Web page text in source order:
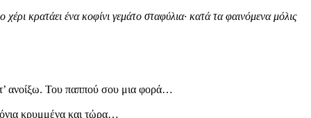
κρατάει ένα κοφίνι γεμάτο σταφύλια· κατά τα φαινόμενα μόλις
ανοίξω. Του παππού σου μια φορά…
κρυμμένα και τώρα…